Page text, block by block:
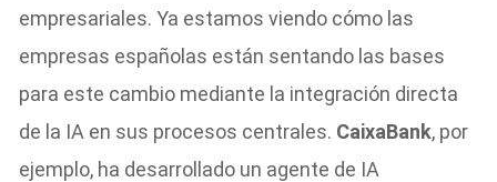
empresariales. Ya estamos viendo cómo las
empresas españolas están sentando las bases
para este cambio mediante la integración directa
de la IA en sus procesos centrales. CaixaBank, por
ejemplo, ha desarrollado un agente de IA